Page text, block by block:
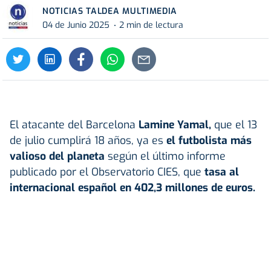
NOTICIAS TALDEA MULTIMEDIA
04 de Junio 2025
2 min de lectura
El atacante del Barcelona Lamine Yamal, que el 13
de julio cumplirá 18 años, ya es el futbolista más
valioso del planeta según el último informe
publicado por el Observatorio CIES, que tasa al
internacional español en 402,3 millones de euros.